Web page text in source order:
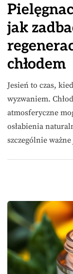
jak
chłodem
Jesień to czas,
wyzwaniem.
atmosferyczne
osłabienia
szczególnie